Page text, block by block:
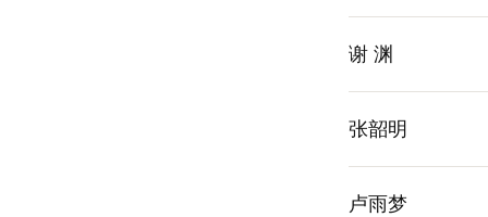
谢 渊
张韶明
卢雨梦